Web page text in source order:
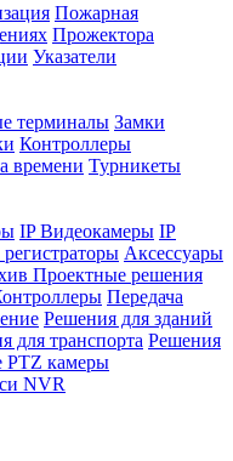
Пожарная
Прожектора
Указатели
терминалы Замки
Контроллеры
времени Турникеты
IP Видеокамеры IP
Аксессуары
Проектные решения
Передача
Решения для зданий
для транспорта Решения
PTZ камеры
NVR